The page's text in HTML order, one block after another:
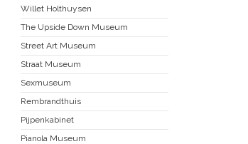
Willet Holthuysen
The Upside Down Museum
Street Art Museum
Straat Museum
Sexmuseum
Rembrandthuis
Pijpenkabinet
Pianola Museum